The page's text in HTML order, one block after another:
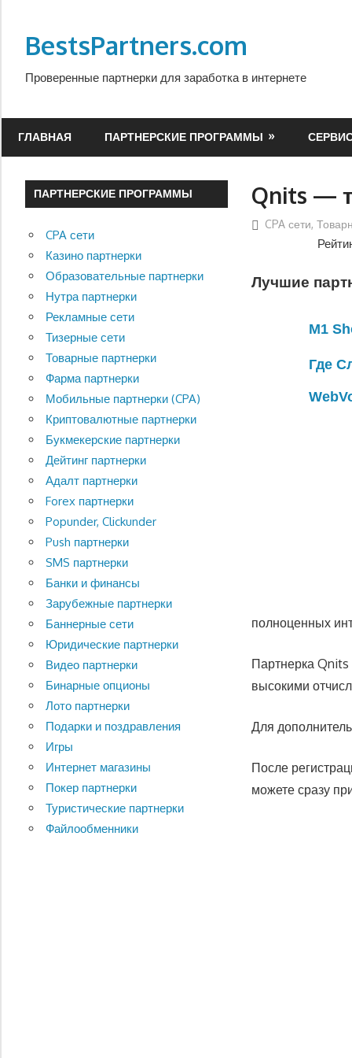
содержимому
BestsPartners.com
Проверенные партнерки для заработка в интернете
ГЛАВНАЯ ПАРТНЕРСКИЕ ПРОГРАММЫ
Qnits —
CPA сети,
Лучшие
M1
Где
полноценных
Партнерка Qnits
высокими
Для
После
можете сразу
ПАРТНЕРСКИЕ ПРОГРАММЫ
CPA сети
Казино партнерки
Образовательные партнерки
Нутра партнерки
Рекламные сети
Тизерные сети
Товарные партнерки
Фарма партнерки
Мобильные партнерки (CPA)
Криптовалютные партнерки
Букмекерские партнерки
Дейтинг партнерки
Адалт партнерки
Forex партнерки
Popunder, Clickunder
Push партнерки
SMS партнерки
Банки и финансы
Зарубежные партнерки
Баннерные сети
Юридические партнерки
Видео партнерки
Бинарные опционы
Лото партнерки
Подарки и поздравления
Игры
Интернет магазины
Покер партнерки
Туристические партнерки
Файлообменники